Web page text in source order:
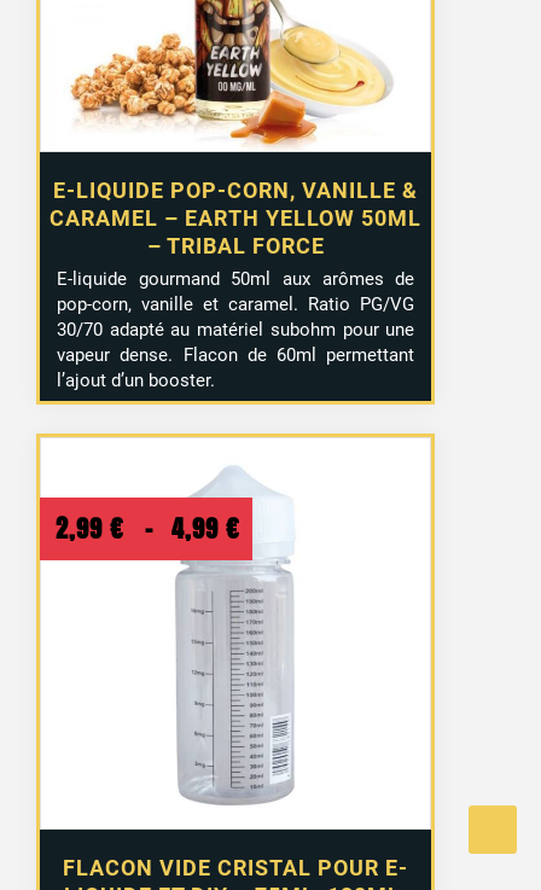
E-LIQUIDE POP-CORN, VANILLE &
CARAMEL – EARTH YELLOW 50ML
– TRIBAL FORCE
E-liquide gourmand 50ml aux arômes de
pop-corn, vanille et caramel. Ratio PG/VG
30/70 adapté au matériel subohm pour une
vapeur dense. Flacon de 60ml permettant
l’ajout d’un booster.
FLACON VIDE CRISTAL POUR E-
2,99 € – 4,99 €
de
prix :
2,99 €
à
4,99 €